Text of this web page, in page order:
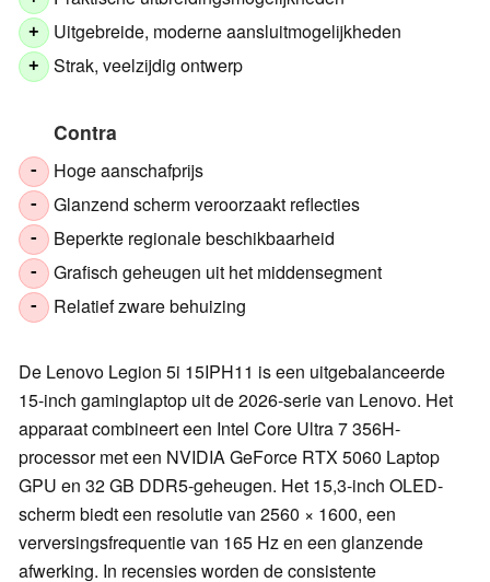
+ Uitgebreide, moderne aansluitmogelijkheden
+ Strak, veelzijdig ontwerp
Contra
- Hoge aanschafprijs
- Glanzend scherm veroorzaakt reflecties
- Beperkte regionale beschikbaarheid
- Grafisch geheugen uit het middensegment
- Relatief zware behuizing
De Lenovo Legion 5i 15IPH11 is een uitgebalanceerde
15-inch gaminglaptop uit de 2026-serie van Lenovo. Het
apparaat combineert een Intel Core Ultra 7 356H-
processor met een NVIDIA GeForce RTX 5060 Laptop
GPU en 32 GB DDR5-geheugen. Het 15,3-inch OLED-
scherm biedt een resolutie van 2560 × 1600, een
verversingsfrequentie van 165 Hz en een glanzende
afwerking. In recensies worden de consistente